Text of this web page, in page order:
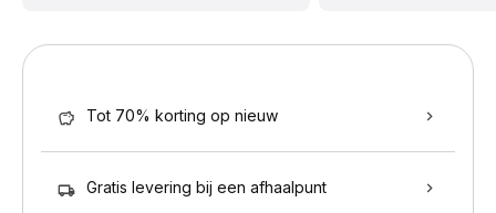
Tot 70% korting op nieuw
Gratis levering bij een afhaalpunt